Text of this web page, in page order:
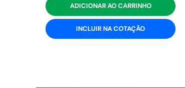
ADICIONAR AO CARRINHO
INCLUIR NA COTAÇÃO